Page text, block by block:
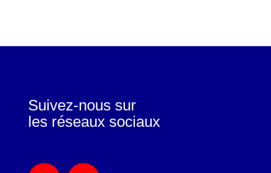
Suivez-nous sur
les réseaux sociaux